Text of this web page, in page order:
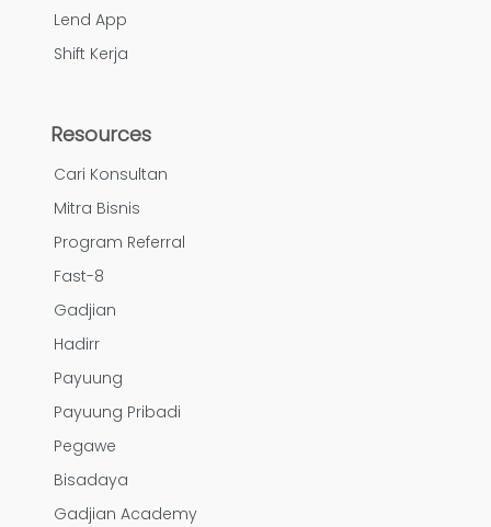
Lend App
Shift Kerja
Resources
Cari Konsultan
Mitra Bisnis
Program Referral
Fast-8
Gadjian
Hadirr
Payuung
Payuung Pribadi
Pegawe
Bisadaya
Gadjian Academy